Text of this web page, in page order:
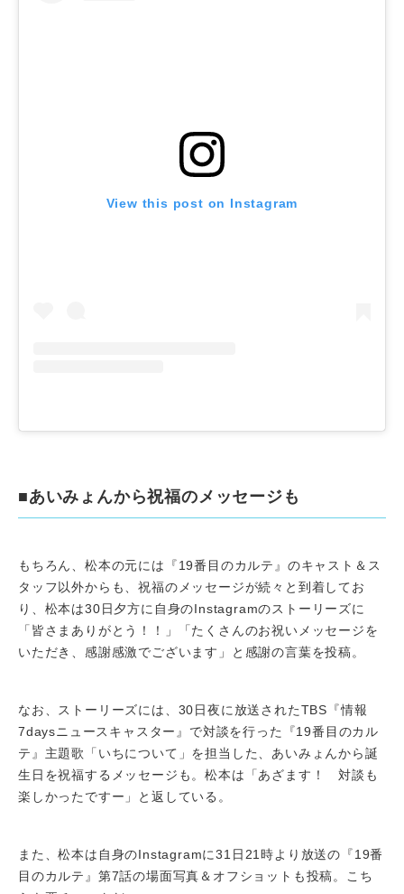
View this post on Instagram
■あいみょんから祝福のメッセージも
もちろん、松本の元には『19番目のカルテ』のキャスト＆ス
タッフ以外からも、祝福のメッセージが続々と到着してお
り、松本は30日夕方に自身のInstagramのストーリーズに
「皆さまありがとう！！」「たくさんのお祝いメッセージを
いただき、感謝感激でございます」と感謝の言葉を投稿。
なお、ストーリーズには、30日夜に放送されたTBS『情報
7daysニュースキャスター』で対談を行った『19番目のカル
テ』主題歌「いちについて」を担当した、あいみょんから誕
生日を祝福するメッセージも。松本は「あざます！ 対談も
楽しかったですー」と返している。
また、松本は自身のInstagramに31日21時より放送の『19番
目のカルテ』第7話の場面写真＆オフショットも投稿。こち